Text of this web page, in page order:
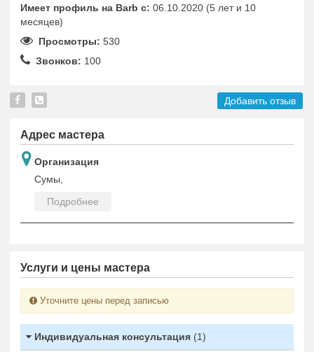
Имеет профиль на Barb c: 06.10.2020 (5 лет и 10
месяцев)
Просмотры: 530
Звонков: 100
Добавить отзыв
Адрес мастера
Организация
Сумы,
Подробнее
Услуги и цены мастера
Уточните цены перед записью
Индивидуальная консультация (1)